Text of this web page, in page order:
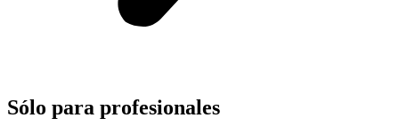
Sólo para profesionales